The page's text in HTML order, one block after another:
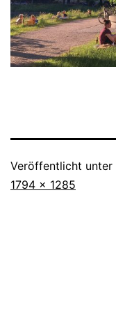
Veröffentlicht unter
Originalgröße
1794 × 1285